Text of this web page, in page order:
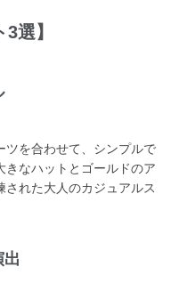
選】
ツを合わせて、シンプルで
きなハットとゴールドのア
れた大人のカジュアルス